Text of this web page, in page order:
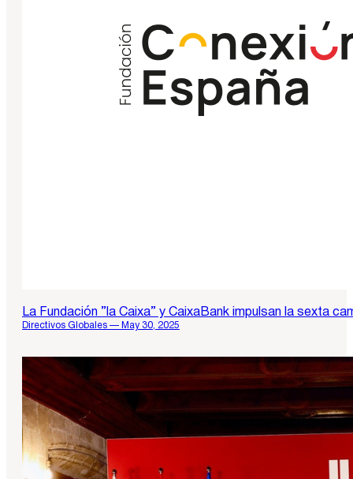
La Fundación ”la Caixa” y CaixaBank impulsan la sexta
Directivos Globales — May 30, 2025